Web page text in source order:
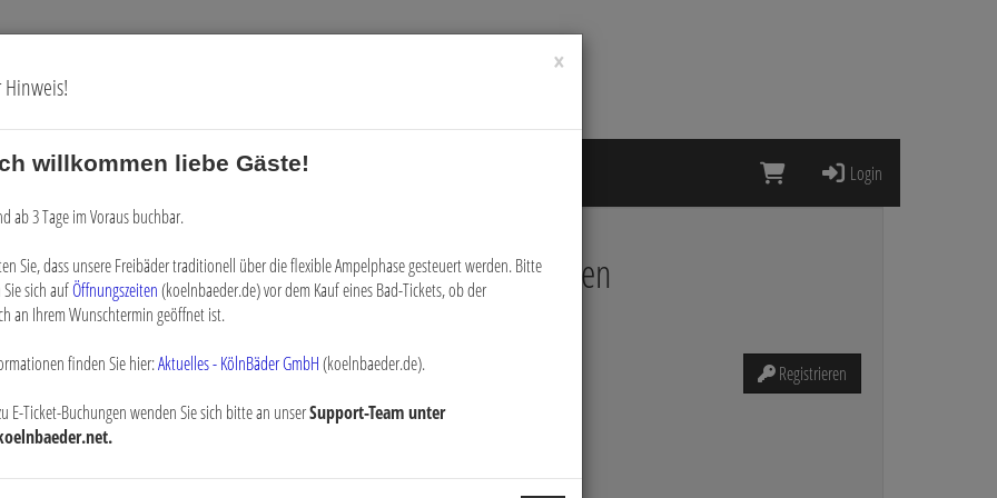
Gutscheine Digitale Vorteilskarte Login
Felder sind Pflichtfelder
Registrierung für Neukunden
Registrieren
×
willkommen liebe Gäste!
ab 3 Tage im Voraus buchbar.
Sie, dass unsere Freibäder traditionell über die flexible Ampelphase gesteuert werden. Bitte
sich aufÖffnungszeiten(koelnbaeder.de) vor dem Kauf eines Bad-Tickets, ob der
an Ihrem Wunschtermin geöffnet ist.
finden Sie hier:Aktuelles - KölnBäder GmbH(koelnbaeder.de).
E-Ticket-Buchungen wenden Sie sich bitte an unserSupport-Team unter